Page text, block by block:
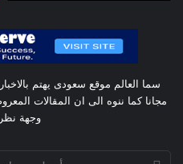
سما العالم موقع سعودى يهتم بالاخبار
مجانا كما ننوه الى ان المقالات
وجهة